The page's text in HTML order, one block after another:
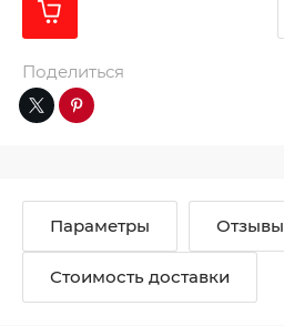
Поделиться
Параметры Отзывы
Стоимость доставки